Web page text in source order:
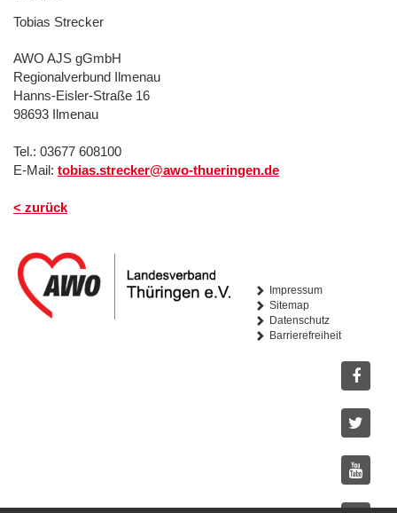
Tobias Strecker
AWO AJS gGmbH
Regionalverbund Ilmenau
Hanns-Eisler-Straße 16
98693 Ilmenau
Tel.: 03677 608100
E-Mail: tobias.strecker@awo-thueringen.de
< zurück
Impressum
Sitemap
Datenschutz
Barrierefreiheit